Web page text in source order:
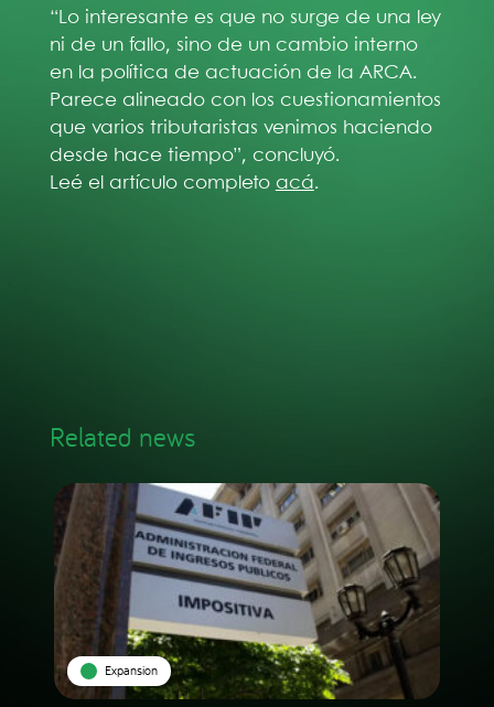
“Lo interesante es que no surge de una ley
ni de un fallo, sino de un cambio interno
en la política de actuación de la ARCA.
Parece alineado con los cuestionamientos
que varios tributaristas venimos haciendo
desde hace tiempo”, concluyó.
Leé el artículo completo acá.
Related news
Expansion